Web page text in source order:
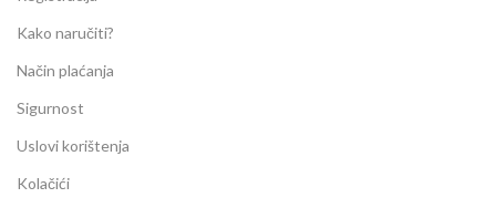
Kako naručiti?
Način plaćanja
Sigurnost
Uslovi korištenja
Kolačići